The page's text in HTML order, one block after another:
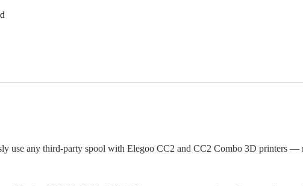
use any third-party spool with Elegoo CC2 and CC2 Combo 3D printers —